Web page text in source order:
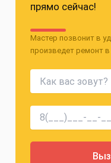
прямо сейчас!
Мастер позвонит в
произведет ремонт